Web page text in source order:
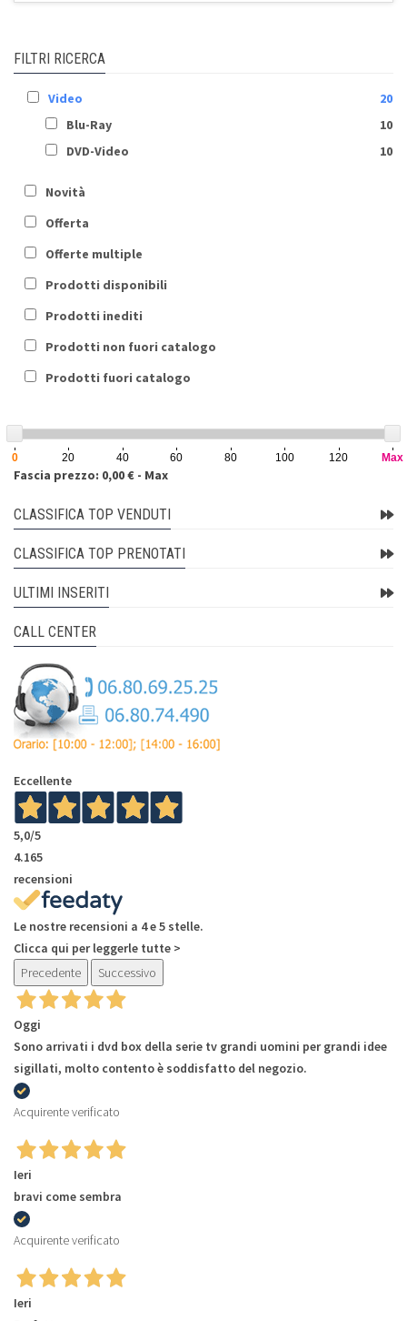
FILTRI RICERCA
Video
20
Blu-Ray
10
DVD-Video
10
Novità
Offerta
Offerte multiple
Prodotti disponibili
Prodotti inediti
Prodotti non fuori catalogo
Prodotti fuori catalogo
0 20 40 60 80 100 120 Max
Fascia prezzo: 0,00 € - Max
CLASSIFICA TOP VENDUTI
CLASSIFICA TOP PRENOTATI
ULTIMI INSERITI
CALL CENTER
Eccellente
5,0/5
4.165
recensioni
Le nostre recensioni a 4 e 5 stelle.
Clicca qui per leggerle tutte >
Precedente
Successivo
Oggi
Sono arrivati i dvd box della serie tv grandi uomini per grandi idee
sigillati, molto contento è soddisfatto del negozio.
Acquirente verificato
Ieri
bravi come sembra
Acquirente verificato
Ieri